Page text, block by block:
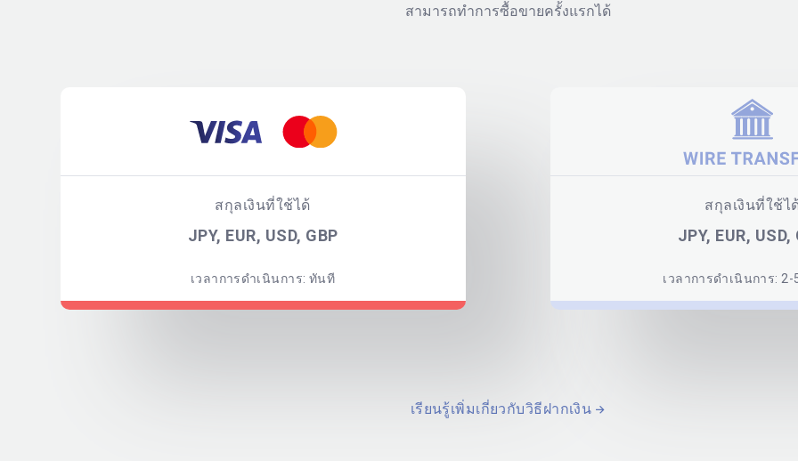
สามารถทำการซื้อขายครั้งแรกได้
สกุลเงินที่ใช้ได้
JPY, EUR, USD, GBP
เวลาการดำเนินการ: ทันที
สกุลเงินที่ใช้ไ
JPY, EUR, USD,
เวลาการดำเนินการ: 2-
เรียนรู้เพิ่มเกี่ยวกับวิธีฝากเงิน